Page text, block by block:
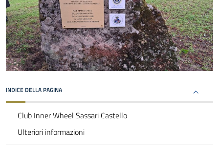
INDICE DELLA PAGINA
Club Inner Wheel Sassari Castello
Ulteriori informazioni